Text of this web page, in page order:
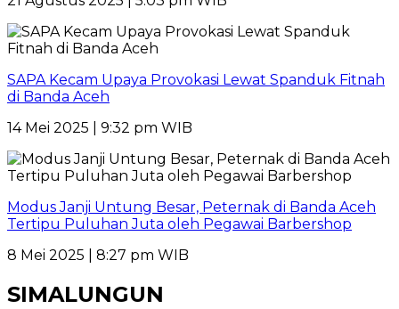
SAPA Kecam Upaya Provokasi Lewat Spanduk Fitnah
di Banda Aceh
14 Mei 2025 | 9:32 pm WIB
Modus Janji Untung Besar, Peternak di Banda Aceh
Tertipu Puluhan Juta oleh Pegawai Barbershop
8 Mei 2025 | 8:27 pm WIB
SIMALUNGUN